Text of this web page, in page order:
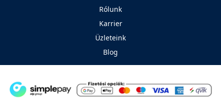
Rólunk
Karrier
Üzleteink
Blog